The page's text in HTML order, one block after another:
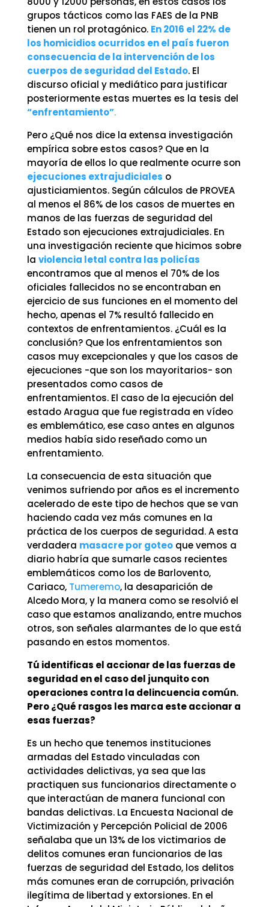
grupos tácticos como las FAES de la PNB
tienen un rol protagónico. En 2016 el 22% de
los homicidios ocurridos en el país fueron
consecuencia de la intervención de los
cuerpos de seguridad del Estado. El
discurso oficial y mediático para justificar
posteriormente estas muertes es la tesis del
“enfrentamiento”.
Pero ¿Qué nos dice la extensa investigación
empírica sobre estos casos? Que en la
mayoría de ellos lo que realmente ocurre son
ejecuciones extrajudiciales o
ajusticiamientos. Según cálculos de PROVEA
al menos el 86% de los casos de muertes en
manos de las fuerzas de seguridad del
Estado son ejecuciones extrajudiciales. En
una investigación reciente que hicimos sobre
la violencia letal contra las policías
encontramos que al menos el 70% de los
oficiales fallecidos no se encontraban en
ejercicio de sus funciones en el momento del
hecho, apenas el 7% resultó fallecido en
contextos de enfrentamientos. ¿Cuál es la
conclusión? Que los enfrentamientos son
casos muy excepcionales y que los casos de
ejecuciones -que son los mayoritarios- son
presentados como casos de
enfrentamientos. El caso de la ejecución del
estado Aragua que fue registrada en vídeo
es emblemático, ese caso antes en algunos
medios había sido reseñado como un
enfrentamiento.
La consecuencia de esta situación que
venimos sufriendo por años es el incremento
acelerado de este tipo de hechos que se van
haciendo cada vez más comunes en la
práctica de los cuerpos de seguridad. A esta
verdadera masacre por goteoque vemos a
diario habría que sumarle casos recientes
emblemáticos como los de Barlovento,
Cariaco, Tumeremo, la desaparición de
Alcedo Mora, y la manera como se resolvió el
caso que estamos analizando, entre muchos
otros, son señales alarmantes de lo que está
pasando en estos momentos.
Tú identificas el accionar de las fuerzas de
seguridad en el caso del junquito con
operaciones contra la delincuencia común.
Pero ¿Qué rasgos les marca este accionar a
esas fuerzas?
Es un hecho que tenemos instituciones
armadas del Estado vinculadas con
actividades delictivas, ya sea que las
practiquen sus funcionarios directamente o
que interactúan de manera funcional con
bandas delictivas. La Encuesta Nacional de
Victimización y Percepción Policial de 2006
señalaba que un 13% de los victimarios de
delitos comunes eran funcionarios de las
fuerzas de seguridad del Estado, los delitos
más comunes eran de corrupción, privación
ilegítima de libertad y extorsiones. En el